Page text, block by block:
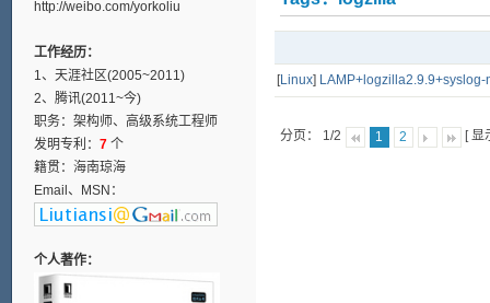
[Linux]
分页： 1/2 1 2 [ 显
http://weibo.com/yorkoliu
工作经历：
1、天涯社区(2005~2011)
2、腾讯(2011~今)
职务：架构师、高级系统工程师
发明专利： 7个
籍贯：海南琼海
Email、MSN：
个人著作：